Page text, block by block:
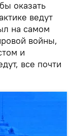
оказать
ведут
на самом
войны,
и
все почти